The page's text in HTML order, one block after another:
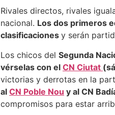
Rivales directos, rivales
nacional. Los dos primeros
clasificaciones y serán
Los chicos del Segunda
vérselas con el CN Ciutat
victorias y derrotas en la
al CN Poble Nou y al CN
compromisos para estar